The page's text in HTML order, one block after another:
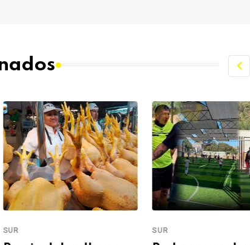
SUR